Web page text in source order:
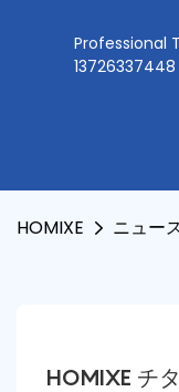
13726337448
HOMIXE ニュー
HOMIXE チ